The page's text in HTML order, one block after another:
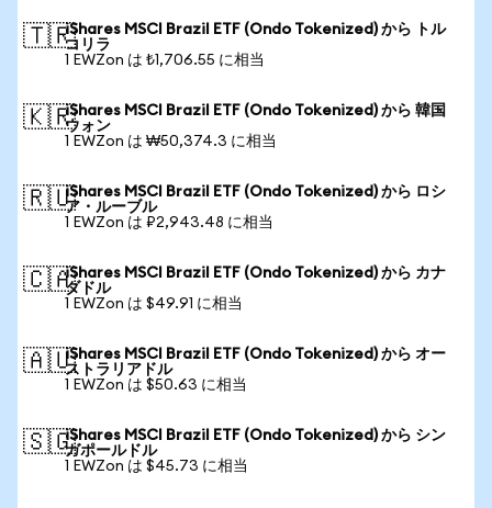
🇹🇷iShares MSCI Brazil ETF (Ondo Tokenized) から トル
コリラ
1 EWZon は ₺1,706.55 に相当
🇰🇷iShares MSCI Brazil ETF (Ondo Tokenized) から 韓国
ウォン
1 EWZon は ₩50,374.3 に相当
🇷🇺iShares MSCI Brazil ETF (Ondo Tokenized) から ロシ
ア・ルーブル
1 EWZon は ₽2,943.48 に相当
🇨🇦iShares MSCI Brazil ETF (Ondo Tokenized) から カナ
ダドル
1 EWZon は $49.91 に相当
🇦🇺iShares MSCI Brazil ETF (Ondo Tokenized) から オー
ストラリアドル
1 EWZon は $50.63 に相当
🇸🇬iShares MSCI Brazil ETF (Ondo Tokenized) から シン
ガポールドル
1 EWZon は $45.73 に相当